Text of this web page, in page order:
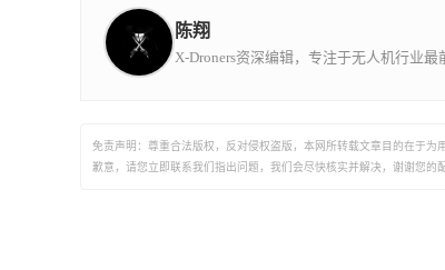
陈翔
X-Droners资深编辑，专注于无人机行业
免责声明：尊重合法版权，反对侵权盗版，本网所转载文章目的在于
歉意，请您立即联系我们指出问题，我们会尽快核实并解决，谢谢您的配